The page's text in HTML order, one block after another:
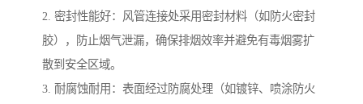
2. 密封性能好：风管连接处采用密封材料（如防火密封
胶），防止烟气泄漏，确保排烟效率并避免有毒烟雾扩
散到安全区域。
3. 耐腐蚀耐用：表面经过防腐处理（如镀锌、喷涂防火